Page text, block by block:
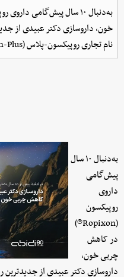
خون، داروسازی دکتر عبیدی از
نام تجاری روپیکسون-‌پلاس (Ropixon-Plus®) رونمایی کرد.
به‌دنبال ۱۰ سال
پیش‌گامی
داروی
روپیکسون
(Ropixon®)
در کاهش
چربی خون،
داروسازی دکتر عبیدی از